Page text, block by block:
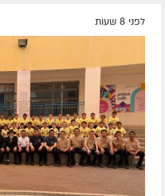
לפני 8 שעות